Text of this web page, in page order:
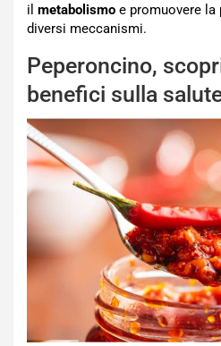
il metabolismo e promuovere la
diversi meccanismi.
Peperoncino,
benefici sulla